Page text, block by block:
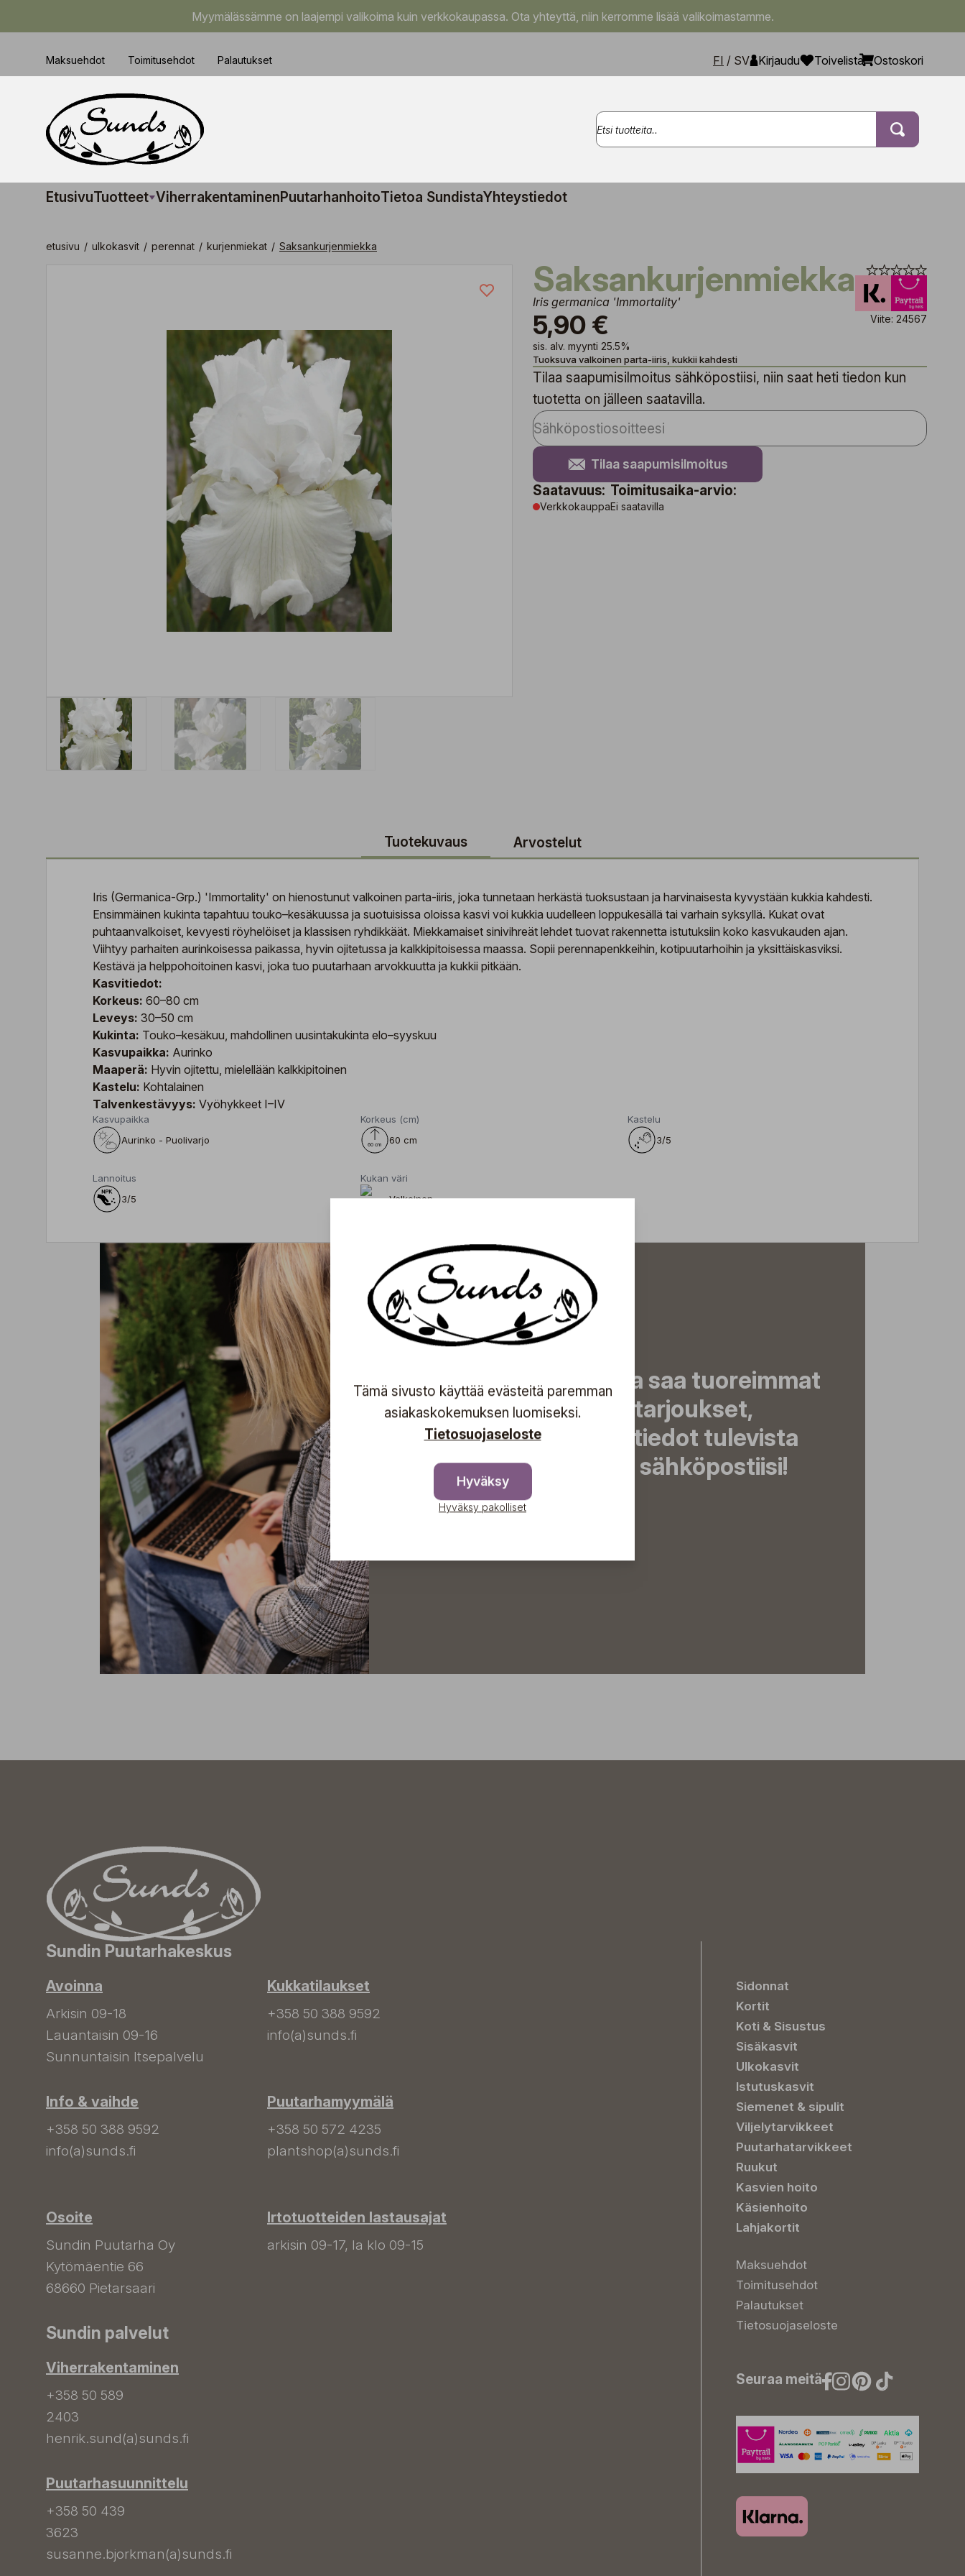
Myymälässämme on laajempi valikoima kuin verkkokaupassa. Ota yhteyttä, niin kerromme lisää valikoimastamme.
Maksuehdot Toimitusehdot Palautukset FI / SV Kirjaudu Toivelista Ostoskori
EtusivuTuotteet ViherrakentaminenPuutarhanhoitoTietoa SundistaYhteystiedot
etusivu / ulkokasvit / perennat / kurjenmiekat / Saksankurjenmiekka
Saksankurjenmiekka
Iris germanica 'Immortality'
5,90 €
sis. alv. myynti 25.5%
Viite: 24567
Tuoksuva valkoinen parta-iiris, kukkii kahdesti
Tilaa saapumisilmoitus sähköpostiisi, niin saat heti tiedon kun
tuotetta on jälleen saatavilla.
Tilaa saapumisilmoitus
Saatavuus:
Verkkokauppa
Toimitusaika-arvio:
Ei saatavilla
Tuotekuvaus Arvostelut
Iris (Germanica-Grp.) 'Immortality' on hienostunut valkoinen parta-iiris, joka tunnetaan herkästä tuoksustaan ja harvinaisesta kyvystään kukkia kahdesti.
Ensimmäinen kukinta tapahtuu touko–kesäkuussa ja suotuisissa oloissa kasvi voi kukkia uudelleen loppukesällä tai varhain syksyllä. Kukat ovat
puhtaanvalkoiset, kevyesti röyhelöiset ja klassisen ryhdikkäät. Miekkamaiset sinivihreät lehdet tuovat rakennetta istutuksiin koko kasvukauden ajan.
Viihtyy parhaiten aurinkoisessa paikassa, hyvin ojitetussa ja kalkkipitoisessa maassa. Sopii perennapenkkeihin, kotipuutarhoihin ja yksittäiskasviksi.
Kestävä ja helppohoitoinen kasvi, joka tuo puutarhaan arvokkuutta ja kukkii pitkään.
Kasvitiedot:
Korkeus: 60–80 cm
Leveys: 30–50 cm
Kukinta: Touko–kesäkuu, mahdollinen uusintakukinta elo–syyskuu
Kasvupaikka: Aurinko
Maaperä: Hyvin ojitettu, mielellään kalkkipitoinen
Kastelu: Kohtalainen
Talvenkestävyys: Vyöhykkeet I–IV
Kasvupaikka
Aurinko - Puolivarjo
Korkeus (cm)
60 cm
Kastelu
3/5
Lannoitus
3/5
Kukan väri
Valkoinen
Tilaa uutiskirjeemme ja saa tuoreimmat
uutiset, eksklusiiviset tarjoukset,
inspiroivat vinkit sekä tiedot tulevista
tapahtumista suoraan sähköpostiisi!
Sundin Puutarhakeskus
Avoinna
Arkisin 09-18
Lauantaisin 09-16
Sunnuntaisin Itsepalvelu
Info & vaihde
+358 50 388 9592
info(a)sunds.fi
Osoite
Sundin Puutarha Oy
Kytömäentie 66
68660 Pietarsaari
Kukkatilaukset
+358 50 388 9592
info(a)sunds.fi
Puutarhamyymälä
+358 50 572 4235
plantshop(a)sunds.fi
Irtotuotteiden lastausajat
arkisin 09-17, la klo 09-15
Sundin palvelut
Viherrakentaminen
+358 50 589
2403
henrik.sund(a)sunds.fi
Puutarhasuunnittelu
+358 50 439
3623
susanne.bjorkman(a)sunds.fi
Sidonnat
Kortit
Koti & Sisustus
Sisäkasvit
Ulkokasvit
Istutuskasvit
Siemenet & sipulit
Viljelytarvikkeet
Puutarhatarvikkeet
Ruukut
Kasvien hoito
Käsienhoito
Lahjakortit
Maksuehdot
Toimitusehdot
Palautukset
Tietosuojaseloste
Seuraa meitä
Tämä sivusto käyttää evästeitä paremman
asiakaskokemuksen luomiseksi.
Tietosuojaseloste
Hyväksy
Hyväksy pakolliset